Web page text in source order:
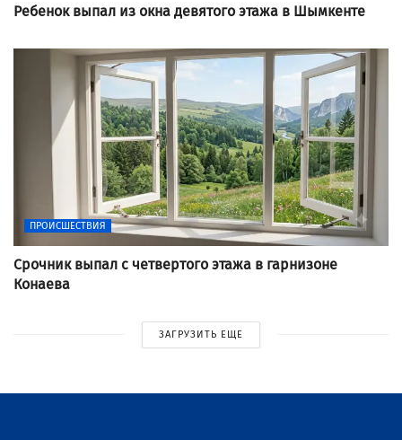
Ребенок выпал из окна девятого этажа в Шымкенте
ПРОИСШЕСТВИЯ
Срочник выпал с четвертого этажа в гарнизоне
Конаева
ЗАГРУЗИТЬ ЕЩЕ